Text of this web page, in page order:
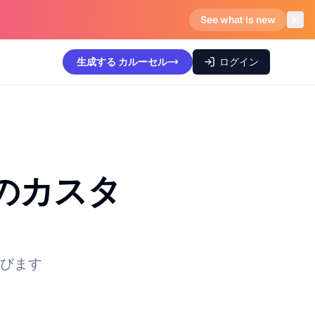
See what is new
生成する カルーセル ログイン
カスタ
ます